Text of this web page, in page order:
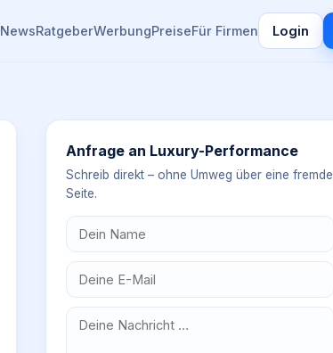
NewsRatgeberWerbungPreiseFür Firmen Login
Anfrage an Luxury-Performance
Schreib direkt – ohne Umweg über eine fremde
Seite.